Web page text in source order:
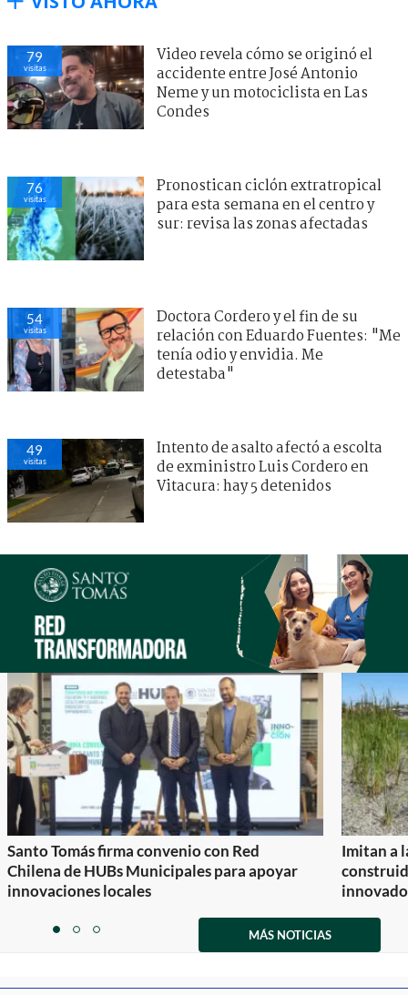
79
visitas
Video revela cómo se originó el
accidente entre José Antonio
Neme y un motociclista en Las
Condes
76
visitas
Pronostican ciclón extratropical
para esta semana en el centro y
sur: revisa las zonas afectadas
54
visitas
Doctora Cordero y el fin de su
relación con Eduardo Fuentes: "Me
tenía odio y envidia. Me
detestaba"
49
visitas
Intento de asalto afectó a escolta
de exministro Luis Cordero en
Vitacura: hay 5 detenidos
Santo Tomás firma convenio con Red
Chilena de HUBs Municipales para apoyar
innovaciones locales
Imitan a
itemitemitem
MÁS NOTICIAS